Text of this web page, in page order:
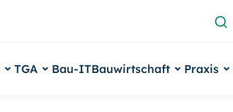
TGA Bau-ITBauwirtschaft Praxis